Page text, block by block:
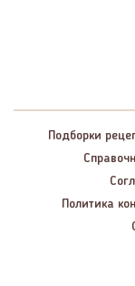
Подборки
Политика